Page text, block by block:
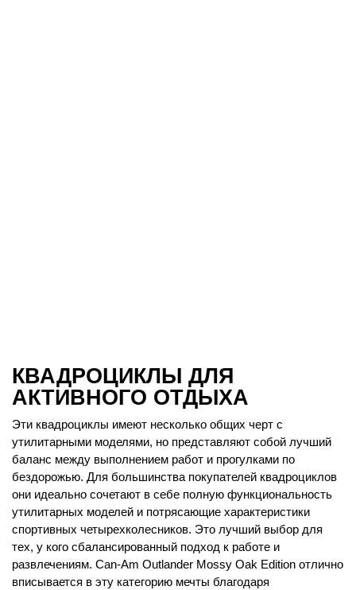
КВАДРОЦИКЛЫ ДЛЯ
АКТИВНОГО ОТДЫХА
Эти квадроциклы имеют несколько общих черт с
утилитарными моделями, но представляют собой лучший
баланс между выполнением работ и прогулками по
бездорожью. Для большинства покупателей квадроциклов
они идеально сочетают в себе полную функциональность
утилитарных моделей и потрясающие характеристики
спортивных четырехколесников. Это лучший выбор для
тех, у кого сбалансированный подход к работе и
развлечениям. Can-Am Outlander Mossy Oak Edition отлично
вписывается в эту категорию мечты благодаря